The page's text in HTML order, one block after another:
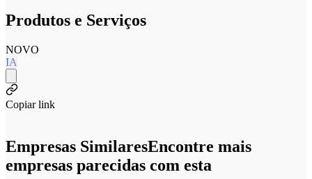
Produtos e Serviços
NOVO
IA
Copiar link
Empresas SimilaresEncontre mais
empresas parecidas com esta